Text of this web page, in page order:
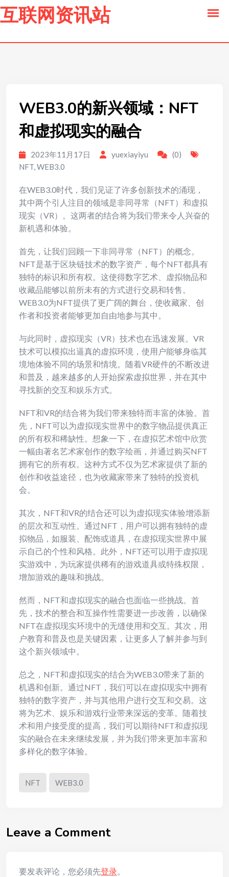
content
互联网资讯站
WEB3.0的新兴领域：NFT
和虚拟现实的融合
2023年11月17日 yuexiayiyu
(0)
NFT,WEB3.0
在WEB3.0时代，我们见证了许多创新技术的涌现，
其中两个引人注目的领域是非同寻常（NFT）和虚拟
现实（VR）。这两者的结合将为我们带来令人兴奋的
新机遇和体验。
首先，让我们回顾一下非同寻常（NFT）的概念。
NFT是基于区块链技术的数字资产，每个NFT都具有
独特的标识和所有权。这使得数字艺术、虚拟物品和
收藏品能够以前所未有的方式进行交易和转售。
WEB3.0为NFT提供了更广阔的舞台，使收藏家、创
作者和投资者能够更加自由地参与其中。
与此同时，虚拟现实（VR）技术也在迅速发展。VR
技术可以模拟出逼真的虚拟环境，使用户能够身临其
境地体验不同的场景和情境。随着VR硬件的不断改进
和普及，越来越多的人开始探索虚拟世界，并在其中
寻找新的交互和娱乐方式。
NFT和VR的结合将为我们带来独特而丰富的体验。首
先，NFT可以为虚拟现实世界中的数字物品提供真正
的所有权和稀缺性。想象一下，在虚拟艺术馆中欣赏
一幅由著名艺术家创作的数字绘画，并通过购买NFT
拥有它的所有权。这种方式不仅为艺术家提供了新的
创作和收益途径，也为收藏家带来了独特的投资机
会。
其次，NFT和VR的结合还可以为虚拟现实体验增添新
的层次和互动性。通过NFT，用户可以拥有独特的虚
拟物品，如服装、配饰或道具，在虚拟现实世界中展
示自己的个性和风格。此外，NFT还可以用于虚拟现
实游戏中，为玩家提供稀有的游戏道具或特殊权限，
增加游戏的趣味和挑战。
然而，NFT和虚拟现实的融合也面临一些挑战。首
先，技术的整合和互操作性需要进一步改善，以确保
NFT在虚拟现实环境中的无缝使用和交互。其次，用
户教育和普及也是关键因素，让更多人了解并参与到
这个新兴领域中。
总之，NFT和虚拟现实的结合为WEB3.0带来了新的
机遇和创新。通过NFT，我们可以在虚拟现实中拥有
独特的数字资产，并与其他用户进行交互和交易。这
将为艺术、娱乐和游戏行业带来深远的变革。随着技
术和用户接受度的提高，我们可以期待NFT和虚拟现
实的融合在未来继续发展，并为我们带来更加丰富和
多样化的数字体验。
NFT WEB3.0
Leave a Comment
要发表评论，您必须先登录。